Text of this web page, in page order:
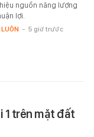
nguồn năng lượng
lợi.
LUÔN - 5 giờ trước
1 trên mặt đất